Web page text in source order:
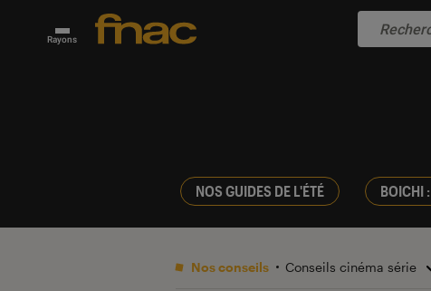
Rayons
NOS GUIDES DE L'ÉTÉ BOICHI
Nos conseils Conseils cinéma série